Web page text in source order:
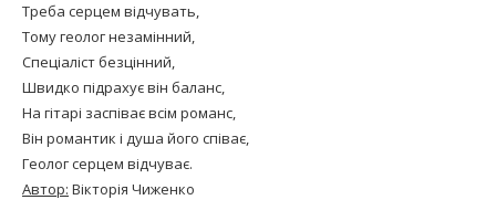
Треба серцем відчувать,
Тому геолог незамінний,
Спеціаліст безцінний,
Швидко підрахує він баланс,
На гітарі заспіває всім романс,
Він романтик і душа його співає,
Геолог серцем відчуває.
Автор: Вікторія Чиженко